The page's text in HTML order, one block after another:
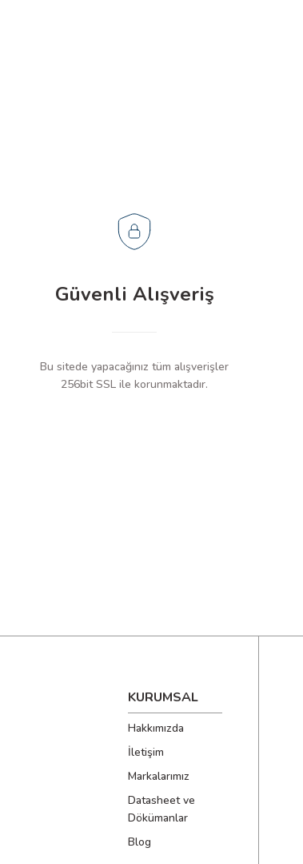
Güvenli Alışveriş
Bu sitede yapacağınız tüm alışverişler
256bit SSL ile korunmaktadır.
KURUMSAL
Hakkımızda
İletişim
Markalarımız
Datasheet ve
Dökümanlar
Blog